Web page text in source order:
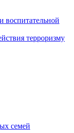
воспитательной
терроризму
семей